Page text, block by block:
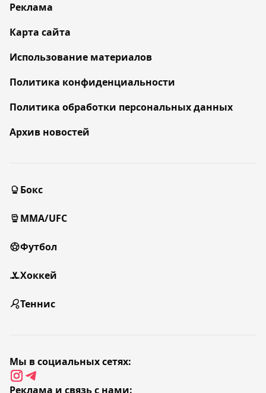
Реклама
Карта сайта
Использование материалов
Политика конфиденциальности
Политика обработки персональных данных
Архив новостей
Бокс
MMA/UFC
Футбол
Хоккей
Теннис
Мы в социальных сетях:
Реклама и связь с нами: